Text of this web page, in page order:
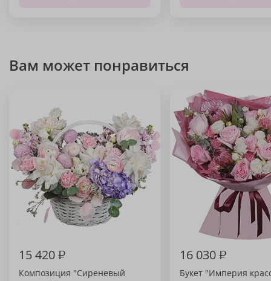
Вам может понравиться
15 420₽
Композиция "Сиреневый
16 030₽
Букет "Империя